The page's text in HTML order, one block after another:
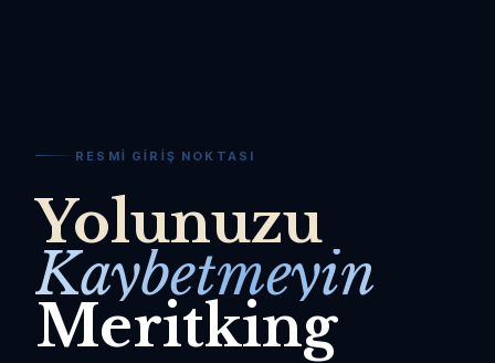
RESMI GIRIŞ NOKTASI
Yolunuzu
Kaybetmeyin
Meritking